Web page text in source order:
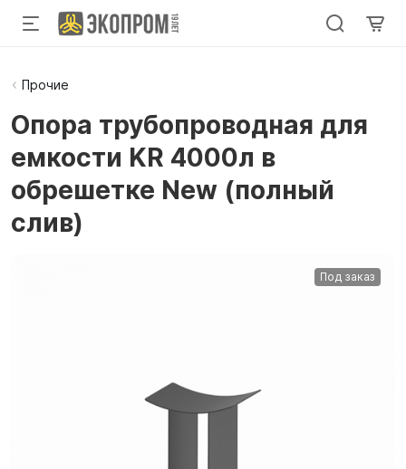
Прочие
Опора трубопроводная для
емкости KR 4000л в
обрешетке New (полный
слив)
Под заказ